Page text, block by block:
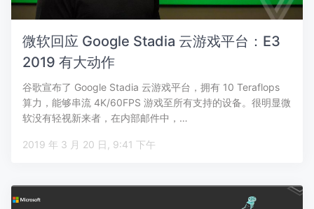
微软回应 Google Stadia 云游戏平台：E3
2019 有大动作
谷歌宣布了 Google Stadia 云游戏平台，拥有 10 Teraflops
算力，能够串流 4K/60FPS 游戏至所有支持的设备。很明显微
软没有轻视新来者，在内部邮件中，…
2019 年 3 月 20 日, 9:41 下午